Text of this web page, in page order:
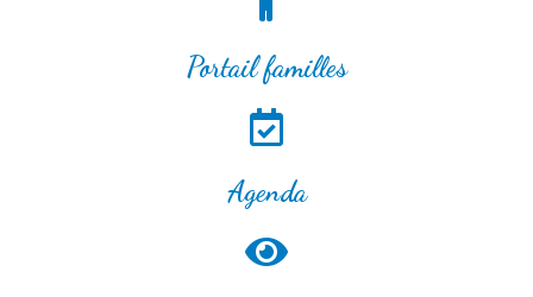
Portail familles
Agenda